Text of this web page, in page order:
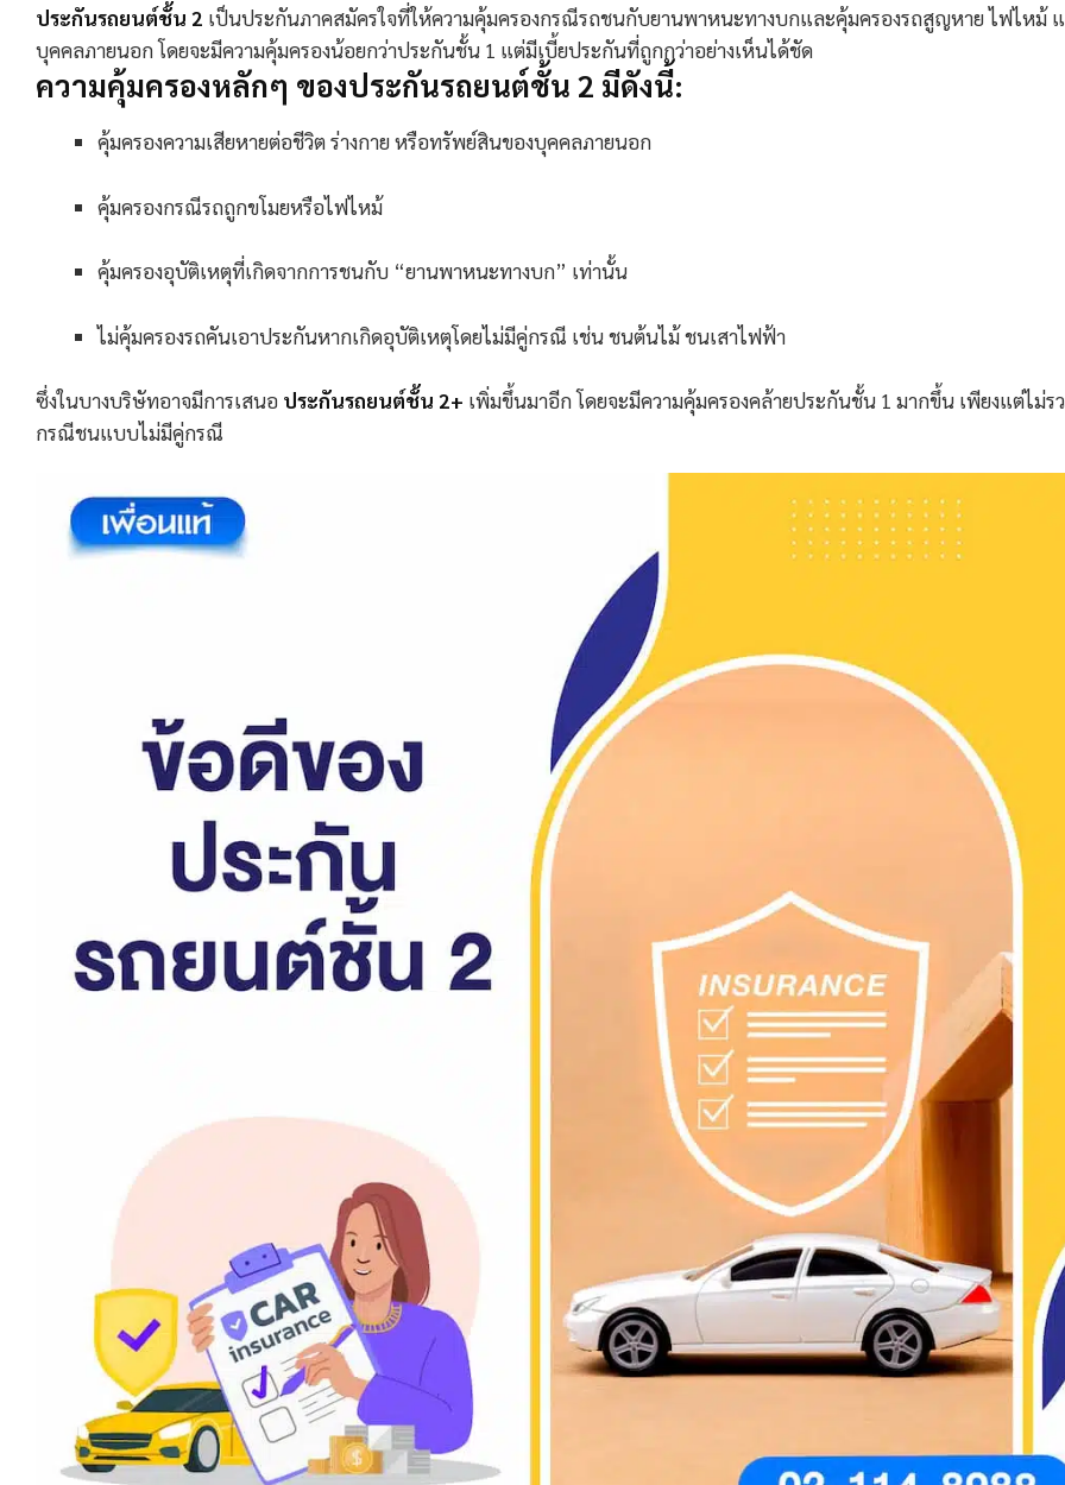
ประกันรถยนต์ชั้น 2 เป็นประกันภาคสมัครใจที่ให้ความคุ้มครองกรณีรถชนกับยานพาหนะทางบกและคุ้มครองรถสูญหาย ไฟไหม้
บุคคลภายนอก โดยจะมีความคุ้มครองน้อยกว่าประกันชั้น 1 แต่มีเบี้ยประกันที่ถูกกว่าอย่างเห็นได้ชัด
ความคุ้มครองหลักๆ ของประกันรถยนต์ชั้น 2 มีดังนี้:
คุ้มครองความเสียหายต่อชีวิต ร่างกาย หรือทรัพย์สินของบุคคลภายนอก
คุ้มครองกรณีรถถูกขโมยหรือไฟไหม้
คุ้มครองอุบัติเหตุที่เกิดจากการชนกับ “ยานพาหนะทางบก” เท่านั้น
ไม่คุ้มครองรถคันเอาประกันหากเกิดอุบัติเหตุโดยไม่มีคู่กรณี เช่น ชนต้นไม้ ชนเสาไฟฟ้า
ซึ่งในบางบริษัทอาจมีการเสนอ ประกันรถยนต์ชั้น 2+ เพิ่มขึ้นมาอีก โดยจะมีความคุ้มครองคล้ายประกันชั้น 1 มากขึ้น เพียงแต่ไม่ร
กรณีชนแบบไม่มีคู่กรณี